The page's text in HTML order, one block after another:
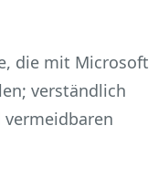
die mit Microsoft
verständlich